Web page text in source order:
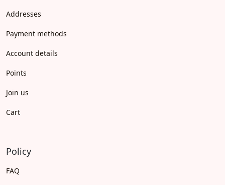
Addresses
Payment methods
Account details
Points
Join us
Cart
Policy
FAQ